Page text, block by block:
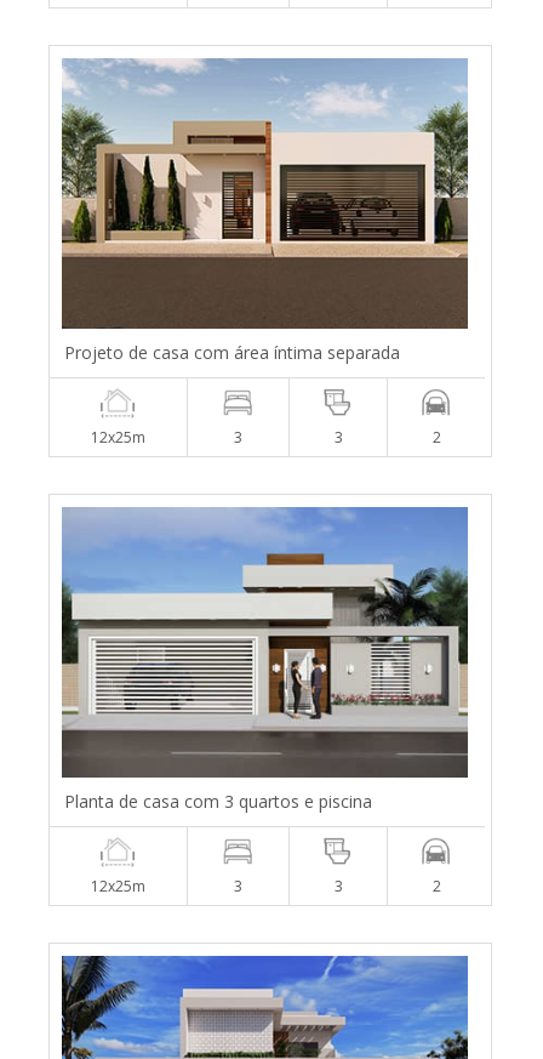
Projeto de casa com área íntima separada
12x25m 3 3 2
Planta de casa com 3 quartos e piscina
12x25m 3 3 2